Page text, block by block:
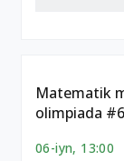
Matematik
olimpiada #6
06-iyn,